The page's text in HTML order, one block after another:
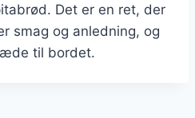
Det er en ret, der
smag og anledning, og
til bordet.